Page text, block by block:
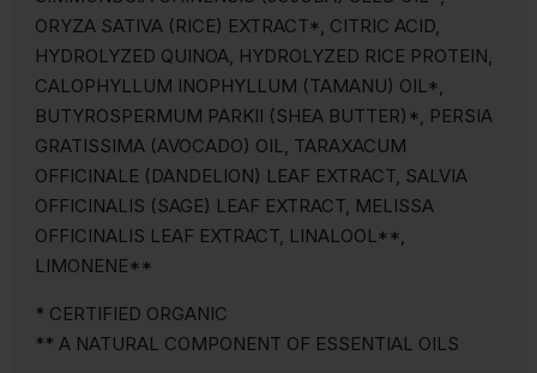
ORYZA SATIVA (RICE) EXTRACT*, CITRIC ACID,
HYDROLYZED QUINOA, HYDROLYZED RICE PROTEIN,
CALOPHYLLUM INOPHYLLUM (TAMANU) OIL*,
BUTYROSPERMUM PARKII (SHEA BUTTER)*, PERSIA
GRATISSIMA (AVOCADO) OIL, TARAXACUM
OFFICINALE (DANDELION) LEAF EXTRACT, SALVIA
OFFICINALIS (SAGE) LEAF EXTRACT, MELISSA
OFFICINALIS LEAF EXTRACT, LINALOOL**,
LIMONENE**
* CERTIFIED ORGANIC
** A NATURAL COMPONENT OF ESSENTIAL OILS